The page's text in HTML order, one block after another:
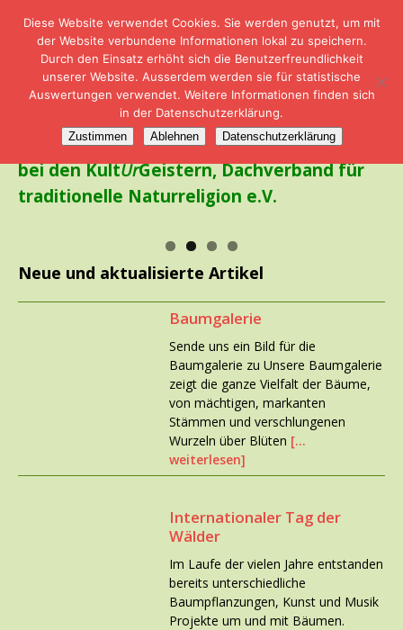
Willkommen
bei den KultUrGeistern, Dachverband für
traditionelle Naturreligion e.V.
Neue und aktualisierte Artikel
Baumgalerie
Sende uns ein Bild für die
Baumgalerie zu Unsere Baumgalerie
zeigt die ganze Vielfalt der Bäume,
von mächtigen, markanten
Stämmen und verschlungenen
Wurzeln über Blüten […
weiterlesen]
Internationaler Tag der
Wälder
Im Laufe der vielen Jahre entstanden
bereits unterschiedliche
Baumpflanzungen, Kunst und Musik
Projekte um und mit Bäumen.
Diese Website verwendet Cookies. Sie werden genutzt, um mit
der Website verbundene Informationen lokal zu speichern.
Durch den Einsatz erhöht sich die Benutzerfreundlichkeit
unserer Website. Ausserdem werden sie für statistische
Auswertungen verwendet. Weitere Informationen finden sich
in der Datenschutzerklärung.
Zustimmen Ablehnen Datenschutzerklärung